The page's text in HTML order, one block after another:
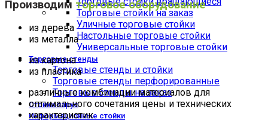
Торговые стойки на заказ
Уличные торговые стойки
Настольные торговые стойки
Универсальные торговые стойки
Торговые стенды
Торговые стенды и стойки
Торговые стенды перфорированные
Торговые стенды на заказ
Стойки парус
Информационные стойки
Производим торговое оборудование
из дерева
из металла
из картона
из пластика
различные комбинации материалов для
оптимального сочетания цены и технических
характеристик